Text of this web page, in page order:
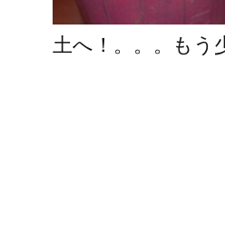
土へ！。。。もう